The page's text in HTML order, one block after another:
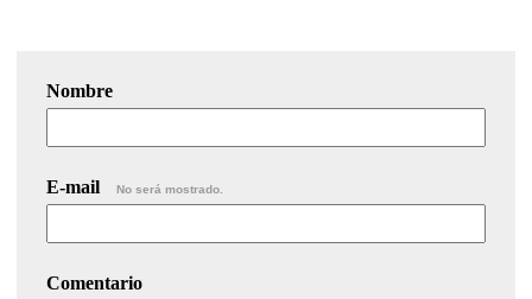
Nombre
E-mail No será mostrado.
Comentario